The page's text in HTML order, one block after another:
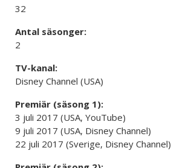
32
Antal säsonger:
2
TV-kanal:
Disney Channel (USA)
Premiär (säsong 1):
3 juli 2017 (USA, YouTube)
9 juli 2017 (USA, Disney Channel)
22 juli 2017 (Sverige, Disney Channel)